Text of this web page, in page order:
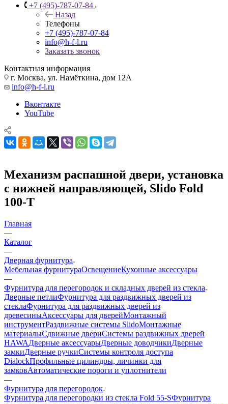
+7 (495)-787-07-84
Назад
Телефоны
+7 (495)-787-07-84
info@h-f-l.ru
Заказать звонок
Контактная информация
г. Москва, ул. Намёткина, дом 12А
info@h-f-l.ru
Вконтакте
YouTube
Механизм распашной двери, установка
с нижней направляющей, Slido Fold
100-T
Главная
—
Каталог
—
Дверная фурнитура
Мебельная фурнитураОсвещениеКухонные аксессуары
—
Фурнитура для перегородок и складных дверей из стекла
Дверные петлиФурнитура для раздвижных дверей из
стеклаФурнитура для раздвижных дверей из
древесиныАксессуары для дверейМонтажный
инструментРаздвижные системы SlidoМонтажные
материалыСдвижные двериСистемы раздвижных дверей
HAWAДверные аксессуарыДверные доводчикиДверные
замкиДверные ручкиСистемы контроля доступа
DialockПрофильные цилиндры, личинки для
замковАвтоматические пороги и уплотнители
—
Фурнитура для перегородок
Фурнитура для перегородки из стекла Fold 55-SФурнитура